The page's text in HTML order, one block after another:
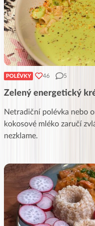
POLÉVKY 46 5
Zelený energetický
Netradiční polévka nebo
kokosové mléko zaručí
nezklame.